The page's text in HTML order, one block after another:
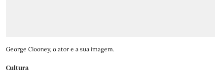
George Clooney, o ator e a sua imagem.
Cultura